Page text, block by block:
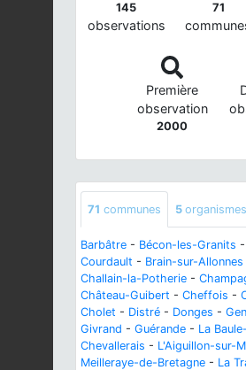
145
observations
71
Première
observation
2000
71 communes 5 organismes
Barbâtre - Bécon-les-Granits -
Courdault - Brain-sur-Allonnes
Challain-la-Potherie -
Château-Guibert - Cheffois -
Cholet - Distré - Donges -
Givrand - Guérande - La
Chevallerais - L'Aiguillon-sur-
Meilleraye-de-Bretagne - La